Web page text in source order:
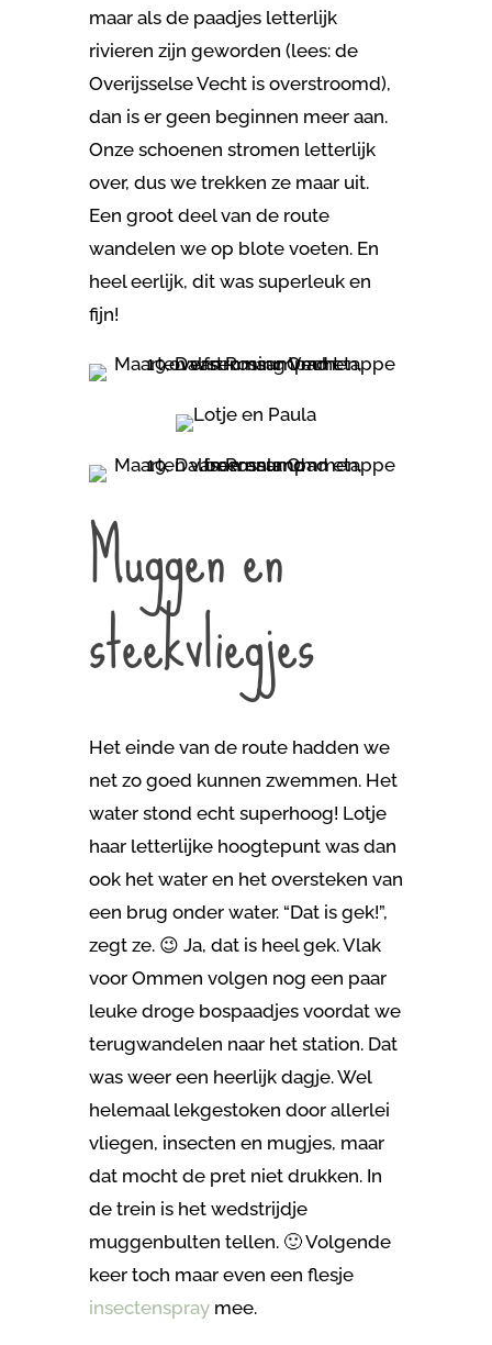
maar als de paadjes letterlijk
rivieren zijn geworden (lees: de
Overijsselse Vecht is overstroomd),
dan is er geen beginnen meer aan.
Onze schoenen stromen letterlijk
over, dus we trekken ze maar uit.
Een groot deel van de route
wandelen we op blote voeten. En
heel eerlijk, dit was superleuk en
fijn!
Muggen en
steekvliegjes
Het einde van de route hadden we
net zo goed kunnen zwemmen. Het
water stond echt superhoog! Lotje
haar letterlijke hoogtepunt was dan
ook het water en het oversteken van
een brug onder water. “Dat is gek!”,
zegt ze. 😉 Ja, dat is heel gek. Vlak
voor Ommen volgen nog een paar
leuke droge bospaadjes voordat we
terugwandelen naar het station. Dat
was weer een heerlijk dagje. Wel
helemaal lekgestoken door allerlei
vliegen, insecten en mugjes, maar
dat mocht de pret niet drukken. In
de trein is het wedstrijdje
muggenbulten tellen. 🙂 Volgende
keer toch maar even een flesje
insectenspraymee.